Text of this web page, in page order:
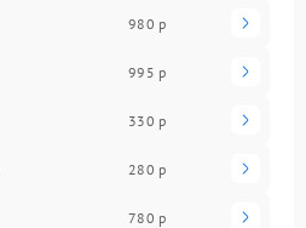
980 р
995 р
330 р
280 р
780 р